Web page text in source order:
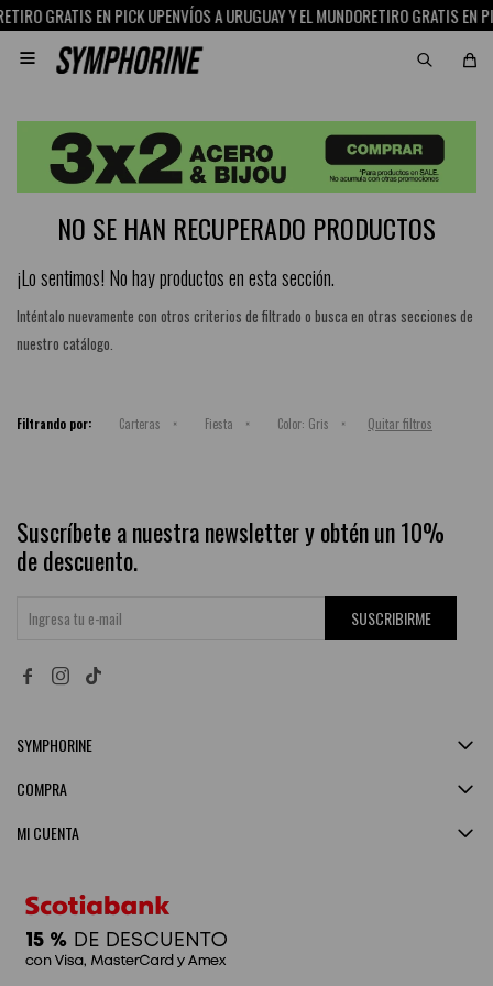
GRATIS EN PICK UPENVÍOS A URUGUAY Y EL MUNDORETIRO GRATIS EN

NO SE HAN RECUPERADO PRODUCTOS
¡Lo sentimos! No hay productos en esta sección.
Inténtalo nuevamente con otros criterios de filtrado o busca en otras secciones de
nuestro catálogo.
Filtrando por: Carteras Fiesta Color: Gris Quitar filtros
Suscríbete a nuestra newsletter y obtén un 10%
de descuento.
SUSCRIBIRME
 
SYMPHORINE
MI CUENTA
COMPRA